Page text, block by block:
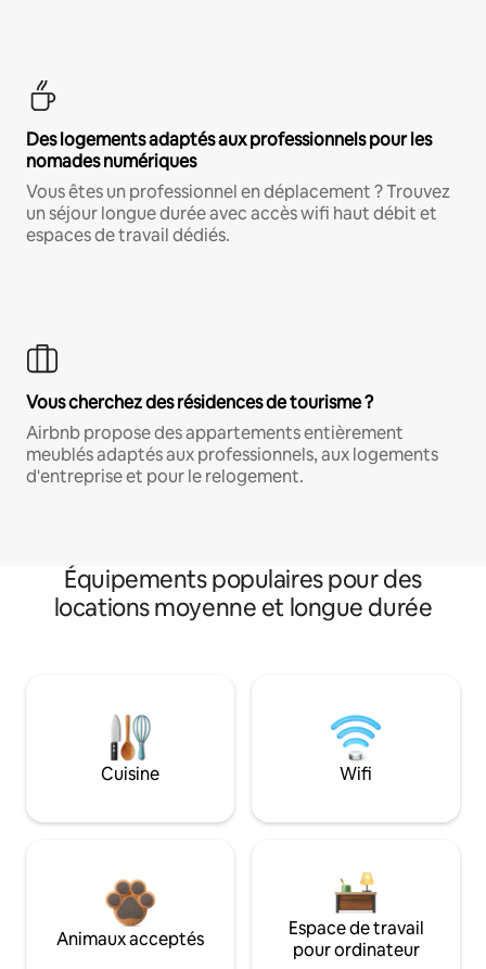
Des logements adaptés aux professionnels pour les
nomades numériques
Vous êtes un professionnel en déplacement ? Trouvez
un séjour longue durée avec accès wifi haut débit et
espaces de travail dédiés.
Vous cherchez des résidences de tourisme ?
Airbnb propose des appartements entièrement
meublés adaptés aux professionnels, aux logements
d'entreprise et pour le relogement.
Équipements populaires pour des
locations moyenne et longue durée
Cuisine Wifi
Animaux acceptés
Espace de travail
pour ordinateur